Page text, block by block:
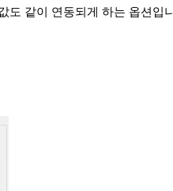
도 같이 연동되게 하는 옵션입니